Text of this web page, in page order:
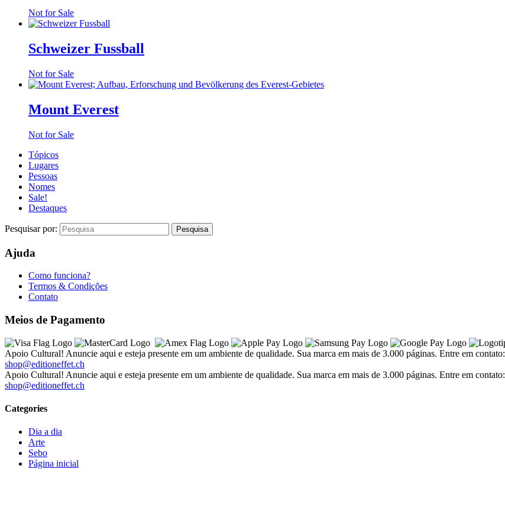
Not for Sale
Schweizer Fussball
Not for Sale
Mount Everest
Not for Sale
Tópicos
Lugares
Pessoas
Nomes
Sale!
Destaques
Pesquisar por:
Ajuda
Como funciona?
Termos & Condições
Contato
Meios de Pagamento
Apoio Cultural! Anuncie aqui e esteja presente em um ambiente de qualidade. Sua marca em mais de 3.000 páginas. Entre em contato:
shop@editioneffet.ch
Apoio Cultural! Anuncie aqui e esteja presente em um ambiente de qualidade. Sua marca em mais de 3.000 páginas. Entre em contato:
shop@editioneffet.ch
Categories
Dia a dia
Arte
Sebo
Página inicial